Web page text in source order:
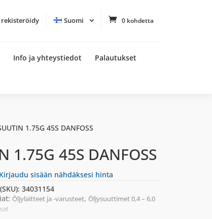
Suomi 0 kohdetta
Info ja yhteystiedot Palautukset
1.75G 45S DANFOSS
1.75G 45S DANFOSS
sisään nähdäksesi hinta
34031154
Öljylaitteet ja -varusteet, Öljysuuttimet 0,4 – 6,0